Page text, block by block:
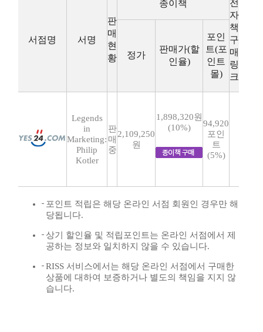
서점명 서명
판
매
현
황
종이책
전
자
책
구
매
링
크
정가
판매가(할
인율)
포인
트(포
인트
몰)
Legends
in
Marketing:
Philip
Kotler
판
매
중
2,109,250
원
1,898,320원
(10%)
94,920
포인
트
(5%)
포인트 적립은 해당 온라인 서점 회원인 경우만 해
당됩니다.
상기 할인율 및 적립포인트는 온라인 서점에서 제
공하는 정보와 일치하지 않을 수 있습니다.
RISS 서비스에서는 해당 온라인 서점에서 구매한
상품에 대하여 보증하거나 별도의 책임을 지지 않
습니다.